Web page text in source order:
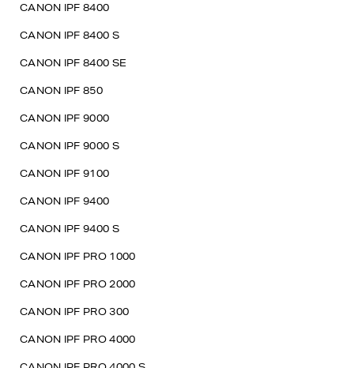
CANON IPF 8400
CANON IPF 8400 S
CANON IPF 8400 SE
CANON IPF 850
CANON IPF 9000
CANON IPF 9000 S
CANON IPF 9100
CANON IPF 9400
CANON IPF 9400 S
CANON IPF PRO 1000
CANON IPF PRO 2000
CANON IPF PRO 300
CANON IPF PRO 4000